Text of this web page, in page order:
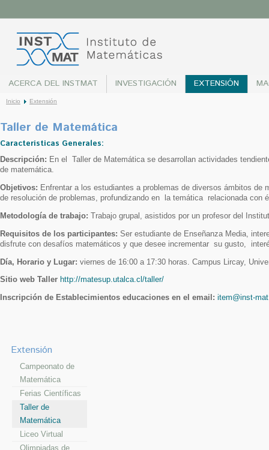
ACERCA DEL INSTMAT INVESTIGACIÓN EXTENSIÓN
Inicio Extensión
Taller de Matemática
Características Generales:
Descripción: En el Taller de Matemática se desarrollan actividades
de matemática.
Objetivos: Enfrentar a los estudiantes a problemas de diversos ámbitos de
de resolución de problemas, profundizando en la temática relacionada con
Metodología de trabajo: Trabajo grupal, asistidos por un profesor del
Requisitos de los participantes: Ser estudiante de Enseñanza Media,
disfrute con desafíos matemáticos y que desee incrementar su gusto,
Día, Horario y Lugar: viernes de 16:00 a 17:30 horas. Campus Lircay,
Sitio web Taller http://matesup.utalca.cl/taller/
Inscripción de Establecimientos educaciones en el email:item@inst-
Extensión
Campeonato de
Matemática
Ferias Científicas
Taller de
Matemática
Liceo Virtual
Olimpiadas de